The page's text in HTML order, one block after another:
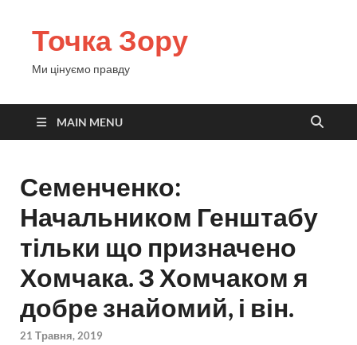
Точка Зору
Ми цінуємо правду
MAIN MENU
Семенченко:
Начальником Генштабу
тільки що призначено
Хомчака. З Хомчаком я
добре знайомий, і він.
21 Травня, 2019